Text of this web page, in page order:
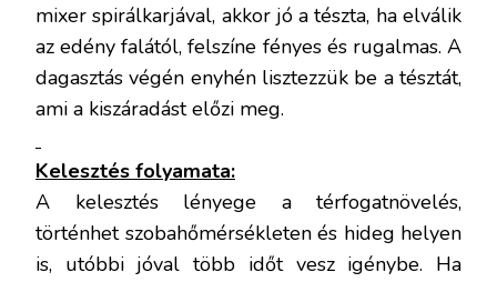
mixer spirálkarjával, akkor jó a tészta, ha elválik
az edény falától, felszíne fényes és rugalmas. A
dagasztás végén enyhén lisztezzük be a tésztát,
ami a kiszáradást előzi meg.
Kelesztés folyamata:
A kelesztés lényege a térfogatnövelés,
történhet szobahőmérsékleten és hideg helyen
is, utóbbi jóval több időt vesz igénybe. Ha